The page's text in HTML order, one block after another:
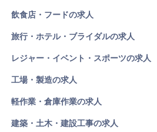
飲食店・フードの求人
旅行・ホテル・ブライダルの求人
レジャー・イベント・スポーツの求人
工場・製造の求人
軽作業・倉庫作業の求人
建築・土木・建設工事の求人